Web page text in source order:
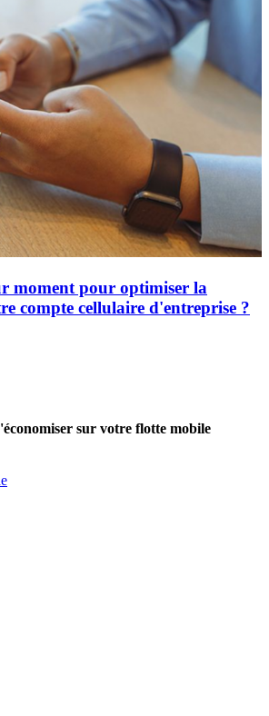
moment pour optimiser la
compte cellulaire d'entreprise ?
sur votre flotte mobile